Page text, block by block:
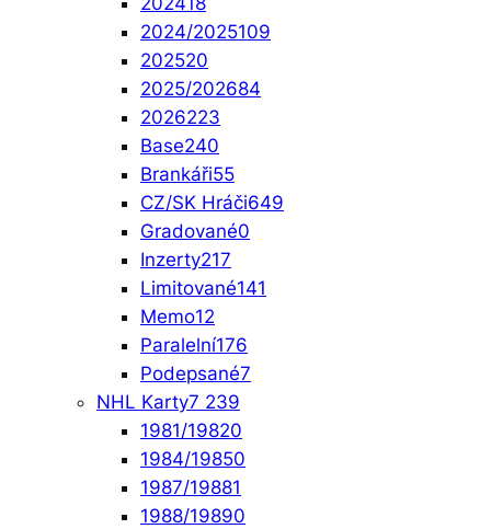
2024/2025109
202520
2025/202684
2026223
Base240
Brankáři55
CZ/SK Hráči649
Gradované0
Inzerty217
Limitované141
Memo12
Paralelní176
Podepsané7
NHL Karty7 239
1981/19820
1984/19850
1987/19881
1988/19890